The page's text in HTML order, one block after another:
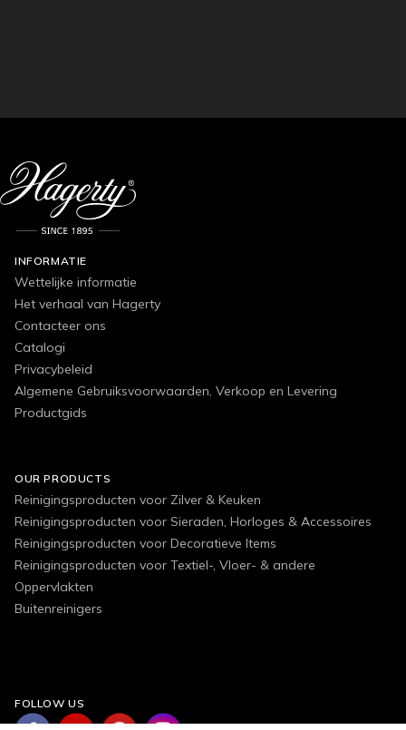
INFORMATIE
Wettelijke informatie
Het verhaal van Hagerty
Contacteer ons
Catalogi
Privacybeleid
Algemene Gebruiksvoorwaarden, Verkoop en Levering
Productgids
OUR PRODUCTS
Reinigingsproducten voor Zilver & Keuken
Reinigingsproducten voor Sieraden, Horloges & Accessoires
Reinigingsproducten voor Decoratieve Items
Reinigingsproducten voor Textiel-, Vloer- & andere
Oppervlakten
Buitenreinigers
FOLLOW US